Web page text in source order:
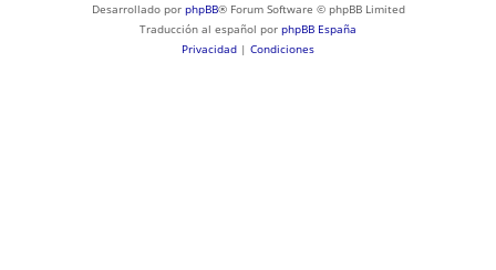
Desarrollado por phpBB® Forum Software © phpBB Limited
Traducción al español por phpBB España
Privacidad | Condiciones